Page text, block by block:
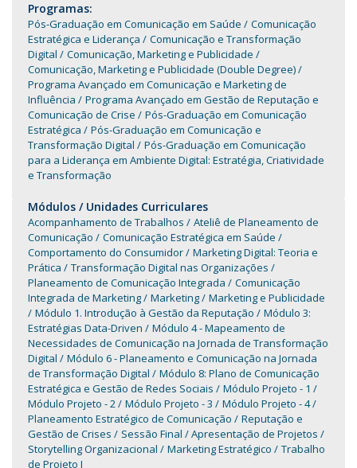
Programas:
Pós-Graduação em Comunicação em Saúde
Comunicação
Estratégica e Liderança
Comunicação e Transformação
Digital
Comunicação, Marketing e Publicidade
Comunicação, Marketing e Publicidade (Double Degree)
Programa Avançado em Comunicação e Marketing de
Influência
Programa Avançado em Gestão de Reputação e
Comunicação de Crise
Pós-Graduação em Comunicação
Estratégica
Pós-Graduação em Comunicação e
Transformação Digital
Pós-Graduação em Comunicação
para a Liderança em Ambiente Digital: Estratégia, Criatividade
e Transformação
Módulos / Unidades Curriculares
Acompanhamento de Trabalhos
Ateliê de Planeamento de
Comunicação
Comunicação Estratégica em Saúde
Comportamento do Consumidor
Marketing Digital: Teoria e
Prática
Transformação Digital nas Organizações
Planeamento de Comunicação Integrada
Comunicação
Integrada de Marketing
Marketing
Marketing e Publicidade
Módulo 1. Introdução à Gestão da Reputação
Módulo 3:
Estratégias Data-Driven
Módulo 4 - Mapeamento de
Necessidades de Comunicação na Jornada de Transformação
Digital
Módulo 6 - Planeamento e Comunicação na Jornada
de Transformação Digital
Módulo 8: Plano de Comunicação
Estratégica e Gestão de Redes Sociais
Módulo Projeto - 1
Módulo Projeto - 2
Módulo Projeto - 3
Módulo Projeto - 4
Planeamento Estratégico de Comunicação
Reputação e
Gestão de Crises
Sessão Final / Apresentação de Projetos
Storytelling Organizacional
Marketing Estratégico
Trabalho
de Projeto I